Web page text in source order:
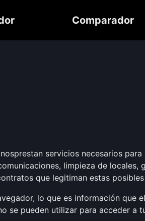
Comparador
servicios necesarios
limpieza de locales,
que legitiman estas posibles
lo que es información que
se pueden utilizar para acceder a